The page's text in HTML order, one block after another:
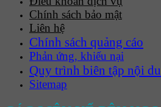
Chính sách bảo mật
Liên hệ
Chính sách quảng cáo
Phản ứng, khiếu nại
Quy trình biên tập nội
Sitemap